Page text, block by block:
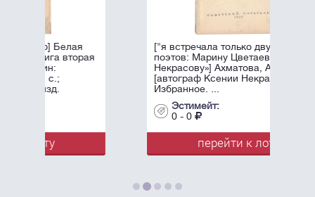
["я встречала только двух женщин-
поэтов: Марину Цветаеву и Ксению
Некрасову»] Ахматова, А.А.
[автограф Ксении Некрасовой]
перейти к лоту